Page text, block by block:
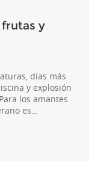
frutas y
días más
y explosión
los amantes
es…